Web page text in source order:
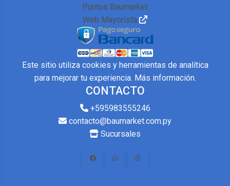
Puntos Baumarket
Web Mayorista
CONTACTO
+595983555246
contacto@baumarket.com.py
Sucursales
Este sitio utiliza cookies y herramientas de analítica
para mejorar tu experiencia. Más información.